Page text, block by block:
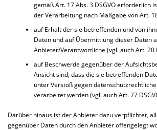
gemäß Art. 17 Abs. 3 DSGVO erforderlich
der Verarbeitung nach Maßgabe von Art.
auf Erhalt der sie betreffenden und von
Daten und auf Übermittlung dieser Daten
Anbieter/Verantwortliche (vgl. auch Art. 20
auf Beschwerde gegenüber der
Ansicht sind, dass die sie betreffenden
unter Verstoß gegen
verarbeitet werden (vgl. auch Art. 77
Darüber hinaus ist der Anbieter dazu verpflichtet,
gegenüber Daten durch den Anbieter offengelegt